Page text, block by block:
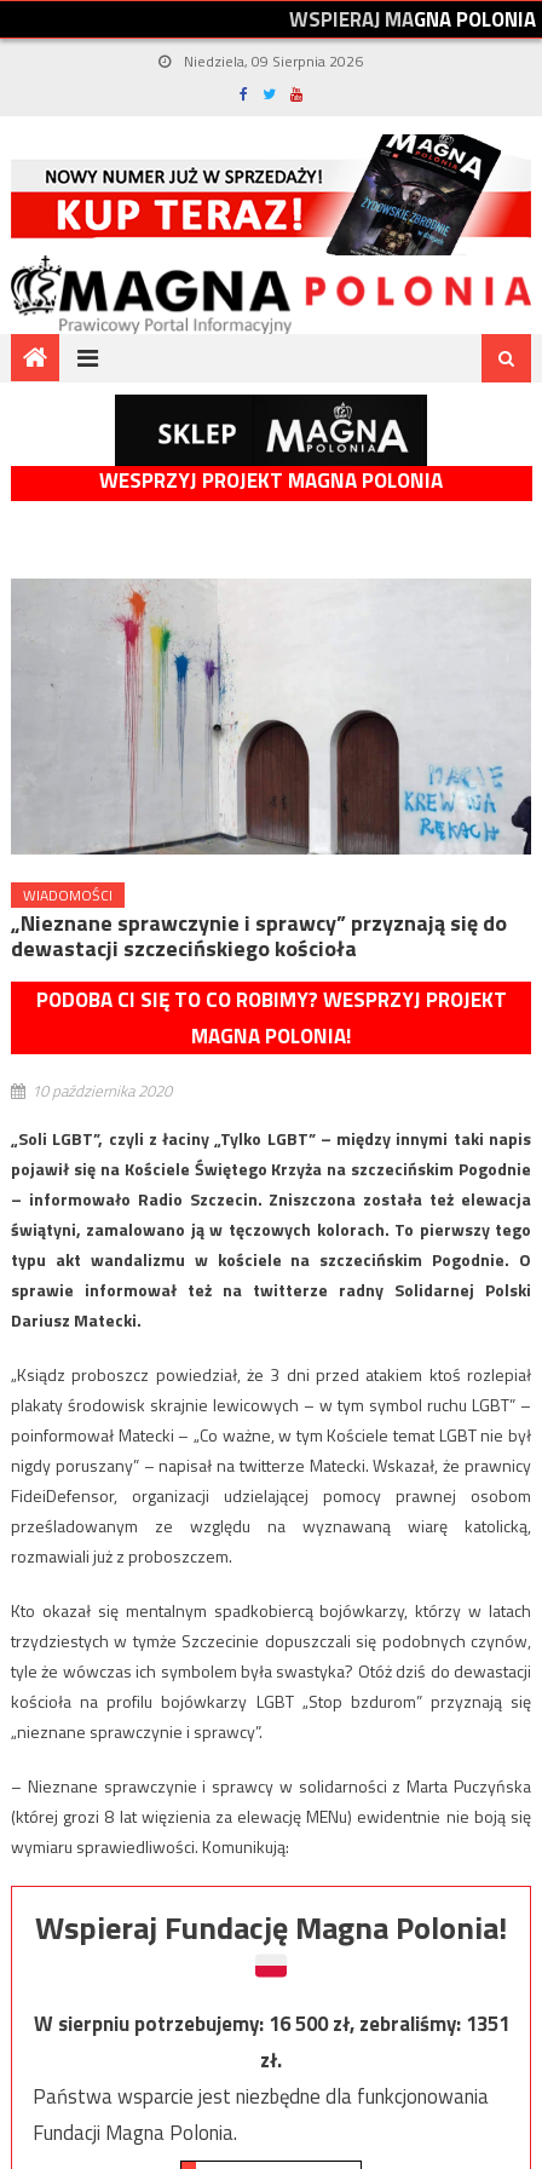
WSPIERAJMAGNAPOLONIA
Niedziela, 09 Sierpnia 2026
WESPRZYJ PROJEKT MAGNA POLONIA
WIADOMOŚCI
„Nieznane sprawczynie i sprawcy” przyznają się do
dewastacji szczecińskiego kościoła
PODOBA CI SIĘ TO CO ROBIMY? WESPRZYJ PROJEKT
MAGNA POLONIA!
10 października 2020
„Soli LGBT”, czyli z łaciny „Tylko LGBT” – między innymi taki napis
pojawił się na Kościele Świętego Krzyża na szczecińskim Pogodnie
– informowało Radio Szczecin. Zniszczona została też elewacja
świątyni, zamalowano ją w tęczowych kolorach. To pierwszy tego
typu akt wandalizmu w kościele na szczecińskim Pogodnie. O
sprawie informował też na twitterze radny Solidarnej Polski
Dariusz Matecki.
„Ksiądz proboszcz powiedział, że 3 dni przed atakiem ktoś rozlepiał
plakaty środowisk skrajnie lewicowych – w tym symbol ruchu LGBT” –
poinformował Matecki – „Co ważne, w tym Kościele temat LGBT nie był
nigdy poruszany” – napisał na twitterze Matecki. Wskazał, że prawnicy
FideiDefensor, organizacji udzielającej pomocy prawnej osobom
prześladowanym ze względu na wyznawaną wiarę katolicką,
rozmawiali już z proboszczem.
Kto okazał się mentalnym spadkobiercą bojówkarzy, którzy w latach
trzydziestych w tymże Szczecinie dopuszczali się podobnych czynów,
tyle że wówczas ich symbolem była swastyka? Otóż dziś do dewastacji
kościoła na profilu bojówkarzy LGBT „Stop bzdurom” przyznają się
„nieznane sprawczynie i sprawcy”.
– Nieznane sprawczynie i sprawcy w solidarności z Marta Puczyńska
(której grozi 8 lat więzienia za elewację MENu) ewidentnie nie boją się
wymiaru sprawiedliwości. Komunikują:
Wspieraj Fundację Magna Polonia!
W sierpniu potrzebujemy:16 500zł, zebraliśmy:1351
zł.
Państwa wsparcie jest niezbędne dla funkcjonowania
Fundacji Magna Polonia.